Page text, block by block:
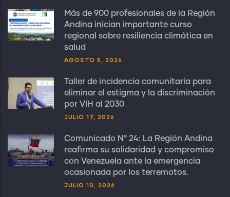
Más de 900 profesionales de la Región
Andina inician importante curso
regional sobre resiliencia climática en
salud
AGOSTO 5, 2026
Taller de incidencia comunitaria para
eliminar el estigma y la discriminación
por VIH al 2030
JULIO 17, 2026
Comunicado N° 24: La Región Andina
reafirma su solidaridad y compromiso
con Venezuela ante la emergencia
ocasionada por los terremotos.
JULIO 10, 2026